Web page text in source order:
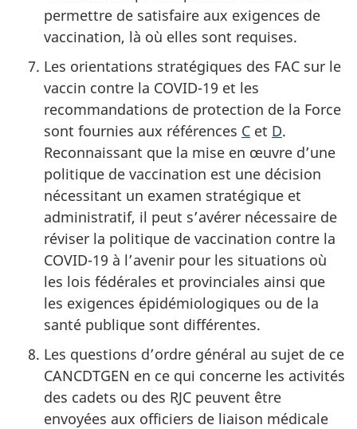
permettre de satisfaire aux exigences de
vaccination, là où elles sont requises.
Les orientations stratégiques des FAC sur le
vaccin contre la COVID-19 et les
recommandations de protection de la Force
sont fournies aux références C et D.
Reconnaissant que la mise en œuvre d’une
politique de vaccination est une décision
nécessitant un examen stratégique et
administratif, il peut s’avérer nécessaire de
réviser la politique de vaccination contre la
COVID-19 à l’avenir pour les situations où
les lois fédérales et provinciales ainsi que
les exigences épidémiologiques ou de la
santé publique sont différentes.
Les questions d’ordre général au sujet de ce
CANCDTGEN en ce qui concerne les activités
des cadets ou des RJC peuvent être
envoyées aux officiers de liaison médicale